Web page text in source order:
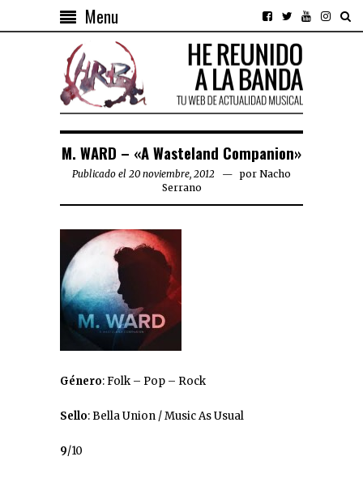
Menu
M. WARD – «A Wasteland Companion»
Publicado el 20 noviembre, 2012 por Nacho
Serrano
Género: Folk – Pop – Rock
Sello: Bella Union / Music As Usual
9/10